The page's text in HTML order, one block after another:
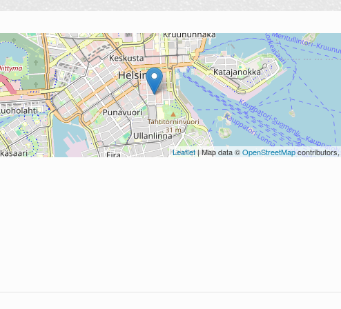
Leaflet| Map data ©OpenStreetMapcontributors,